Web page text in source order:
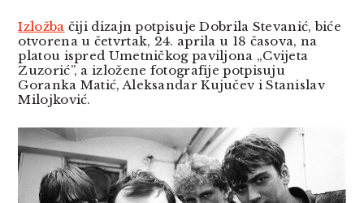
Izložba čiji dizajn potpisuje Dobrila Stevanić, biće
otvorena u četvrtak, 24. aprila u 18 časova, na
platou ispred Umetničkog paviljona „Cvijeta
Zuzorić”, a izložene fotografije potpisuju
Goranka Matić, Aleksandar Kujučev i Stanislav
Milojković.